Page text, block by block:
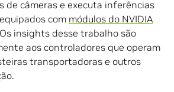
de câmeras e executa inferências
com módulos do NVIDIA
insights desse trabalho são
aos controladores que operam
transportadoras e outros